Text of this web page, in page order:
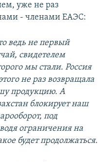
уже не раз
- членами ЕАЭС:
ведь не первый
свидетелем
мы стали. Россия
не раз возвращала
продукцию. А
блокирует наш
под
ограничения на
будет продолжаться.